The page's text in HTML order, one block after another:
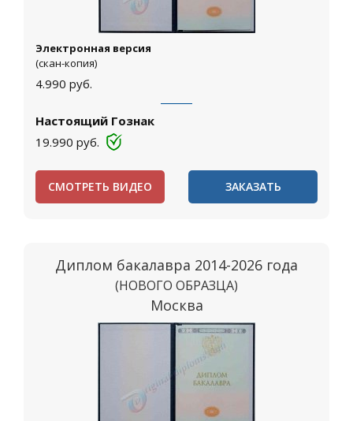
Электронная версия
(скан-копия)
4.990 руб.
Настоящий Гознак
19.990 руб.
СМОТРЕТЬ ВИДЕО ЗАКАЗАТЬ
Диплом бакалавра 2014-2026 года
(НОВОГО ОБРАЗЦА)
Москва